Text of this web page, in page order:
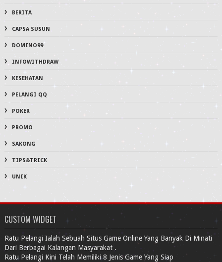
BERITA
CAPSA SUSUN
DOMINO99
INFOWITHDRAW
KESEHATAN
PELANGI QQ
POKER
PROMO
SAKONG
TIPS&TRICK
UNIK
CUSTOM WIDGET
Ratu Pelangi Ialah Sebuah Situs Game Online Yang Banyak Di Minati
Dari Berbagai Kalangan Masyarakat .
Ratu Pelangi Kini Telah Memiliki 8 Jenis Game Yang Siap